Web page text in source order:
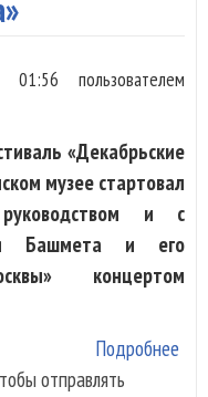
01:56 пользователем
«Декабрьские
музее стартовал
и с
Башмета и его
концертом
Подробнее
отправлять